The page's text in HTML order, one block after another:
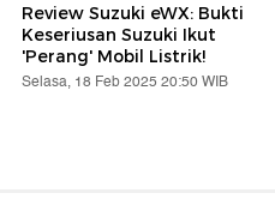
Review Suzuki eWX: Bukti
Keseriusan Suzuki Ikut
'Perang' Mobil Listrik!
Selasa, 18 Feb 2025 20:50 WIB